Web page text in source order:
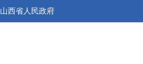
山西省人民政府